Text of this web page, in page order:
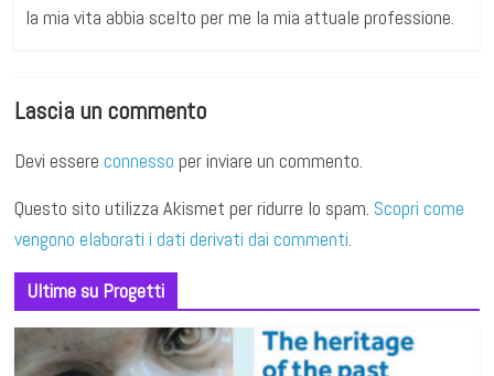
la mia vita abbia scelto per me la mia attuale professione.
Lascia un commento
Devi essereconnesso per inviare un commento.
Questo sito utilizza Akismet per ridurre lo spam. Scopri come
vengono elaborati i dati derivati dai commenti.
Ultime su Progetti